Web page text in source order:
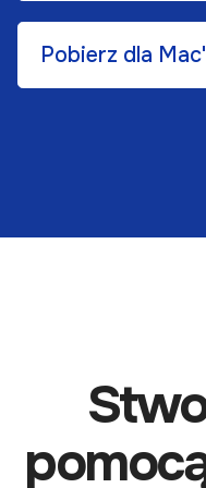
Pobierz dla